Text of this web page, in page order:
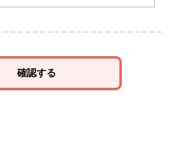
確認する